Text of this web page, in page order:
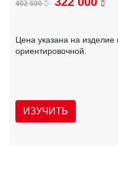
402 500
Цена указана на
ориентировочной.
ИЗУЧИТЬ